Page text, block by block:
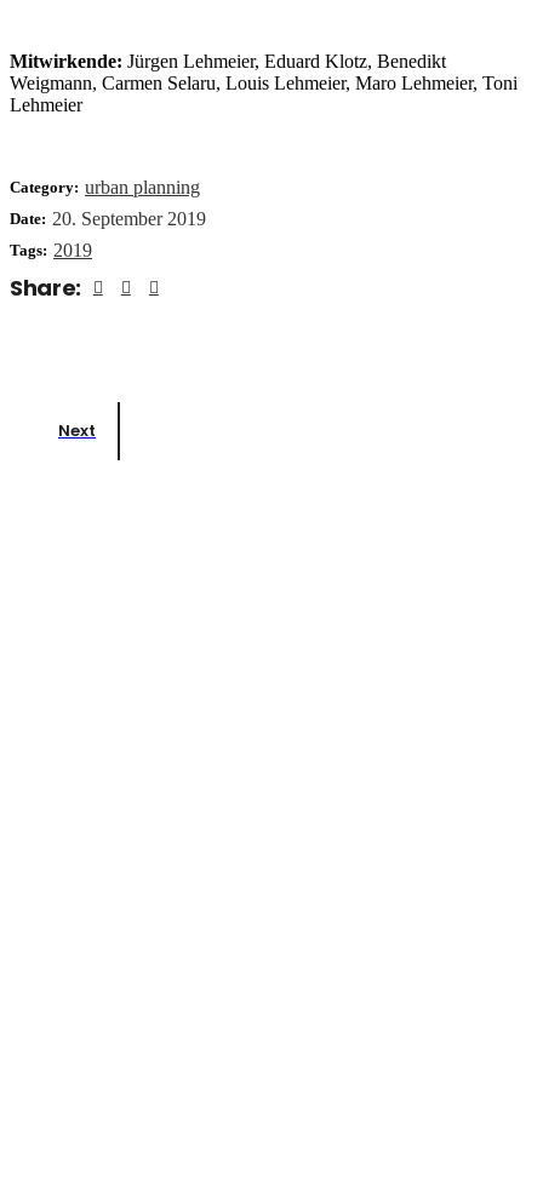
Mitwirkende: Jürgen Lehmeier, Eduard Klotz, Benedikt
Weigmann, Carmen Selaru, Louis Lehmeier, Maro Lehmeier, Toni
Lehmeier
Category: urban planning
Date: 20. September 2019
Tags: 2019
Share:
Next